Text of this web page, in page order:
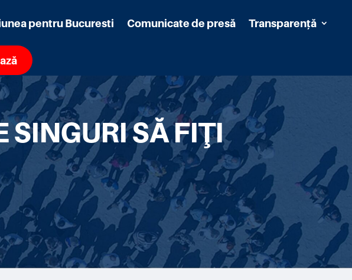
pentru Bucuresti Comunicate de presă Transparență
SINGURI SĂ FIŢI